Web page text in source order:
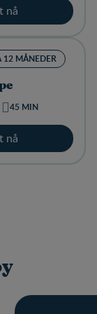
nå
12 MÅNEDER
45 MIN
nå